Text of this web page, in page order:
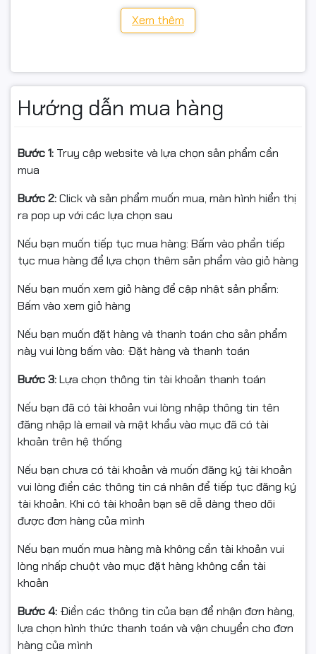
thể gửi mã máy/ảnh tem máy để shop tư vấn trước khi
đặt.)
🖨️ Phù hợp sử dụng
Văn phòng, trường học, doanh nghiệp nhỏ cần in tài
liệu, hợp đồng, biểu mẫu thường xuyên.
Cửa hàng in ấn, dịch vụ photo muốn hộp mực dễ tái sử
dụng, dễ đổ mực, tối ưu lợi nhuận.
Khách hàng cần hộp mực chất lượng – dễ tái sử dụng
– giá hợp lý, vẫn đảm bảo độ bền máy in.
🔁 Khi nên thay hộp mực
Bạn nên cân nhắc thay hộp mực Inknet mới khi:
Hộp mực đã quá cũ, kêu to khi in, quay không đều.
Chất lượng in kém, đã đổ mực nhưng không cải thiện.
Lúc này, thay hộp mực mới giúp:
→ Bảo vệ máy in tốt hơn, giảm nguy cơ hỏng gạt, trống,
cụm sấy
→ Đảm bảo bản in sắc nét, rõ ràng phục vụ công việc.
🧾 Cam kết từ Ngọc Thọ Computer
✅ Hàng Inknet chính hiệu – mới 100%
Xem thêm
Hướng dẫn mua hàng
Bước 1: Truy cập website và lựa chọn sản phẩm cần
mua
Bước 2:Click và sản phẩm muốn mua, màn hình hiển thị
ra pop up với các lựa chọn sau
Nếu bạn muốn tiếp tục mua hàng: Bấm vào phần tiếp
tục mua hàng để lựa chọn thêm sản phẩm vào giỏ hàng
Nếu bạn muốn xem giỏ hàng để cập nhật sản phẩm:
Bấm vào xem giỏ hàng
Nếu bạn muốn đặt hàng và thanh toán cho sản phẩm
này vui lòng bấm vào: Đặt hàng và thanh toán
Bước 3:Lựa chọn thông tin tài khoản thanh toán
Nếu bạn đã có tài khoản vui lòng nhập thông tin tên
đăng nhập là email và mật khẩu vào mục đã có tài
khoản trên hệ thống
Nếu bạn chưa có tài khoản và muốn đăng ký tài khoản
vui lòng điền các thông tin cá nhân để tiếp tục đăng ký
tài khoản. Khi có tài khoản bạn sẽ dễ dàng theo dõi
được đơn hàng của mình
Nếu bạn muốn mua hàng mà không cần tài khoản vui
lòng nhấp chuột vào mục đặt hàng không cần tài
khoản
Bước 4: Điền các thông tin của bạn để nhận đơn hàng,
lựa chọn hình thức thanh toán và vận chuyển cho đơn
hàng của mình